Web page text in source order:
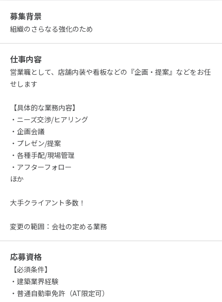
募集背景
組織のさらなる強化のため
仕事内容
営業職として、店舗内装や看板などの『企画・提案』などをお任
せします
【具体的な業務内容】
・ニーズ交渉/ヒアリング
・企画会議
・プレゼン/提案
・各種手配/現場管理
・アフターフォロー
ほか
大手クライアント多数！
変更の範囲：会社の定める業務
応募資格
【必須条件】
・建築業界経験
・普通自動車免許（AT限定可）